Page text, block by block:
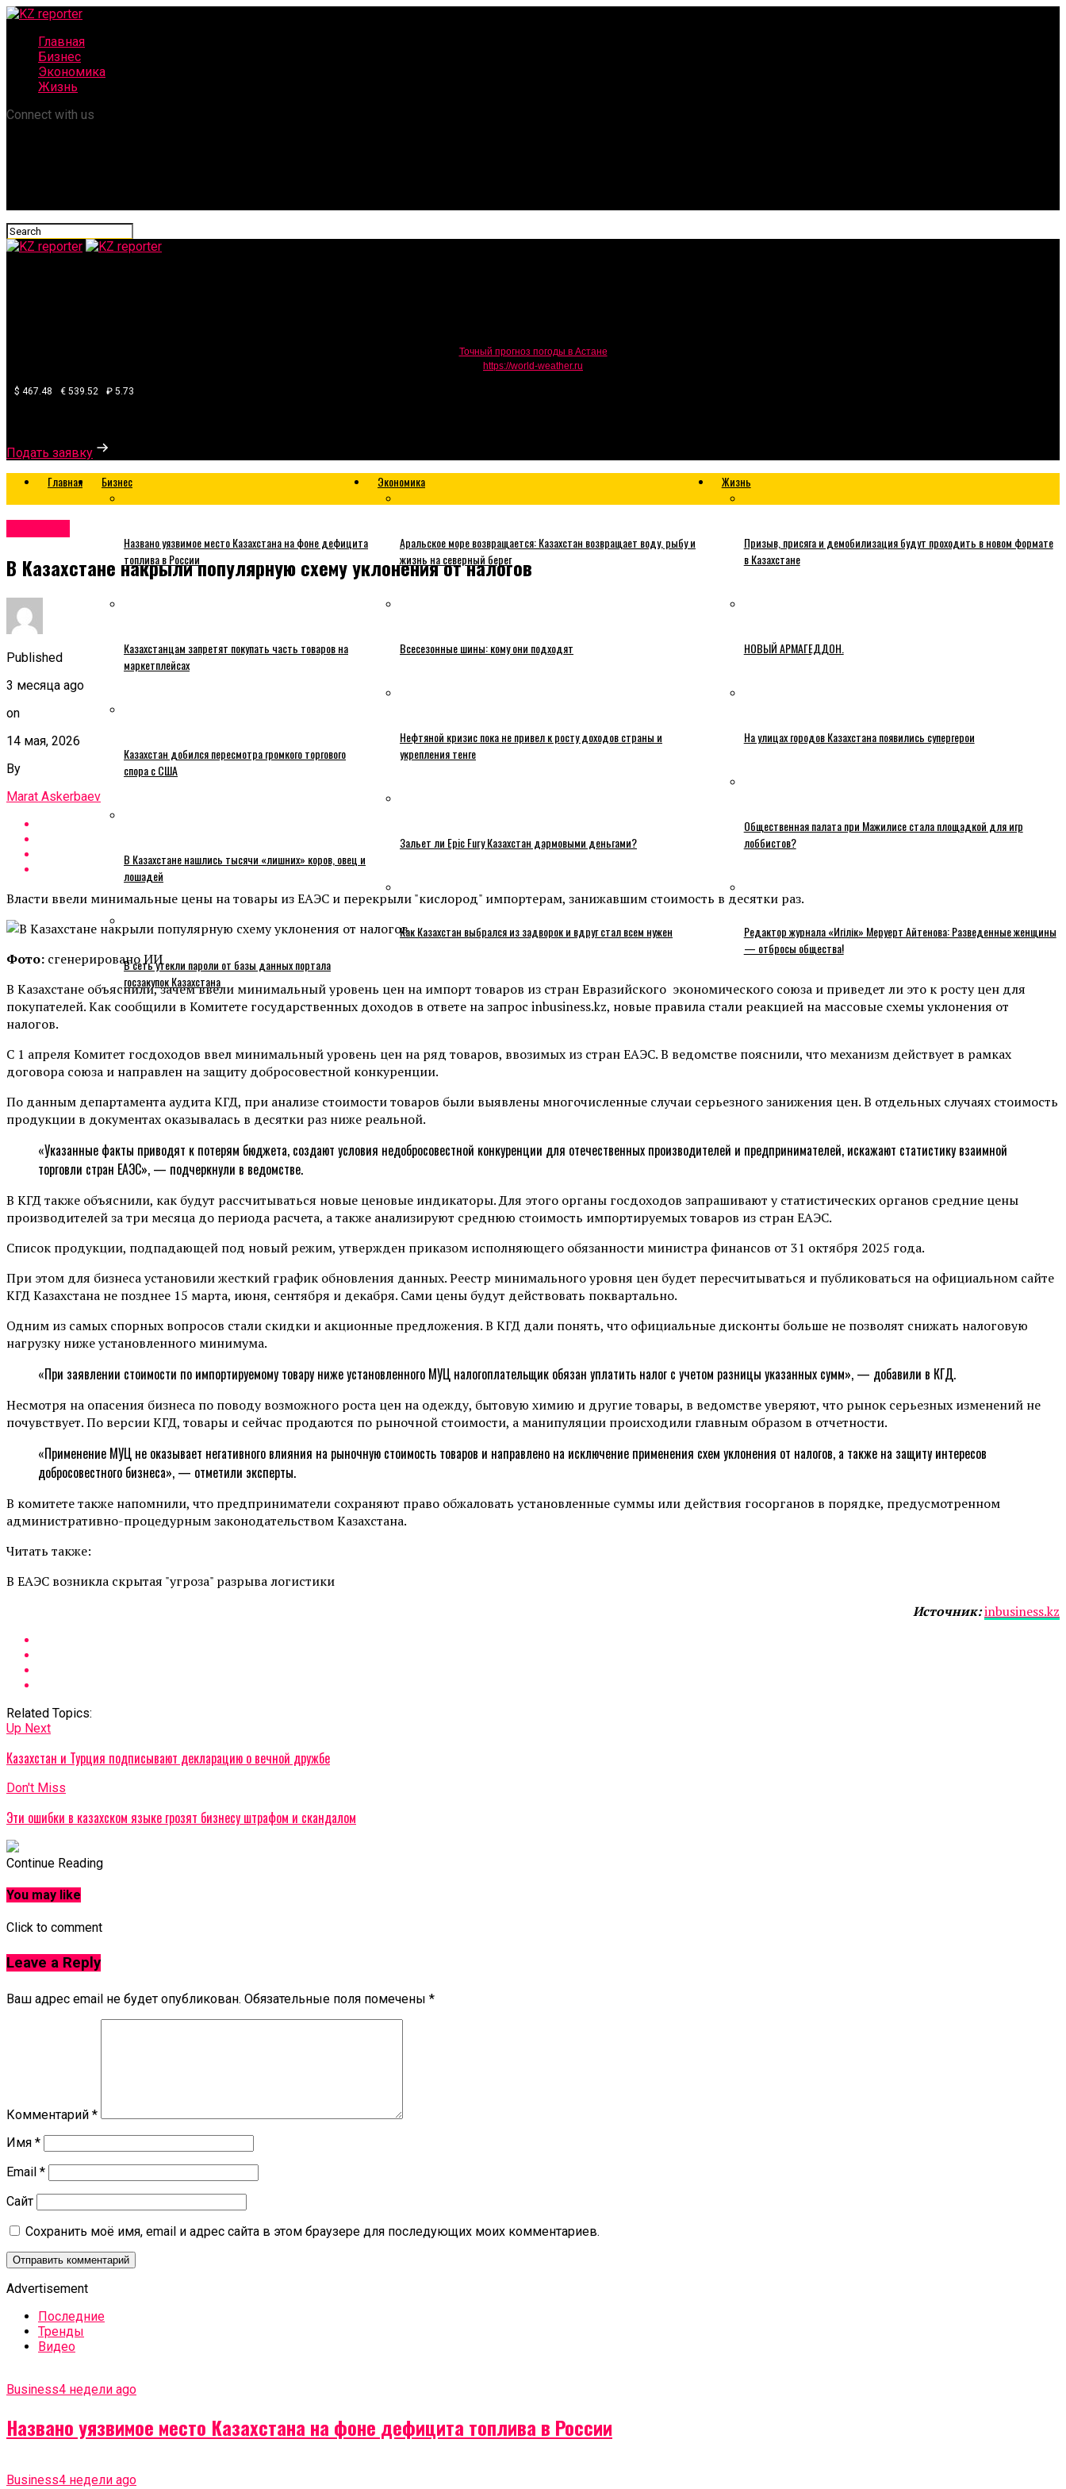
Главная
Бизнес
Экономика
Жизнь
Connect with us
Точный прогноз погоды в Астане
https://world-weather.ru
$ 467.48 € 539.52 ₽ 5.73
Подать заявку
Главная Бизнес
Названо уязвимое место Казахстана на фоне дефицита
топлива в России
Казахстанцам запретят покупать часть товаров на
маркетплейсах
Казахстан добился пересмотра громкого торгового
спора с США
В Казахстане нашлись тысячи «лишних» коров, овец и
лошадей
В сеть утекли пароли от базы данных портала
госзакупок Казахстана
Экономика
Аральское море возвращается: Казахстан возвращает воду, рыбу и
жизнь на северный берег
Всесезонные шины: кому они подходят
Нефтяной кризис пока не привел к росту доходов страны и
укрепления тенге
Зальет ли Epic Fury Казахстан дармовыми деньгами?
Как Казахстан выбрался из задворок и вдруг стал всем нужен
Жизнь
Призыв, присяга и демобилизация будут проходить в новом формате
в Казахстане
НОВЫЙ АРМАГЕДДОН.
На улицах городов Казахстана появились супергерои
Общественная палата при Мажилисе стала площадкой для игр
лоббистов?
Редактор журнала «Игілік» Меруерт Айтенова: Разведенные женщины
— отбросы общества!
В Казахстане накрыли популярную схему уклонения от налогов
Published
3 месяца ago
on
14 мая, 2026
By
Marat Askerbaev
Власти ввели минимальные цены на товары из ЕАЭС и перекрыли "кислород" импортерам, занижавшим стоимость в десятки раз.
Фото: сгенерировано ИИ
В Казахстане объяснили, зачем ввели минимальный уровень цен на импорт товаров из стран Евразийского экономического союза и приведет ли это к росту цен для
покупателей. Как сообщили в Комитете государственных доходов в ответе на запрос inbusiness.kz, новые правила стали реакцией на массовые схемы уклонения от
налогов.
С 1 апреля Комитет госдоходов ввел минимальный уровень цен на ряд товаров, ввозимых из стран ЕАЭС. В ведомстве пояснили, что механизм действует в рамках
договора союза и направлен на защиту добросовестной конкуренции.
По данным департамента аудита КГД, при анализе стоимости товаров были выявлены многочисленные случаи серьезного занижения цен. В отдельных случаях стоимость
продукции в документах оказывалась в десятки раз ниже реальной.
«Указанные факты приводят к потерям бюджета, создают условия недобросовестной конкуренции для отечественных производителей и предпринимателей, искажают статистику взаимной
торговли стран ЕАЭС», — подчеркнули в ведомстве.
В КГД также объяснили, как будут рассчитываться новые ценовые индикаторы. Для этого органы госдоходов запрашивают у статистических органов средние цены
производителей за три месяца до периода расчета, а также анализируют среднюю стоимость импортируемых товаров из стран ЕАЭС.
Список продукции, подпадающей под новый режим, утвержден приказом исполняющего обязанности министра финансов от 31 октября 2025 года.
При этом для бизнеса установили жесткий график обновления данных. Реестр минимального уровня цен будет пересчитываться и публиковаться на официальном сайте
КГД Казахстана не позднее 15 марта, июня, сентября и декабря. Сами цены будут действовать поквартально.
Одним из самых спорных вопросов стали скидки и акционные предложения. В КГД дали понять, что официальные дисконты больше не позволят снижать налоговую
нагрузку ниже установленного минимума.
«При заявлении стоимости по импортируемому товару ниже установленного МУЦ налогоплательщик обязан уплатить налог с учетом разницы указанных сумм», — добавили в КГД.
Несмотря на опасения бизнеса по поводу возможного роста цен на одежду, бытовую химию и другие товары, в ведомстве уверяют, что рынок серьезных изменений не
почувствует. По версии КГД, товары и сейчас продаются по рыночной стоимости, а манипуляции происходили главным образом в отчетности.
«Применение МУЦ не оказывает негативного влияния на рыночную стоимость товаров и направлено на исключение применения схем уклонения от налогов, а также на защиту интересов
добросовестного бизнеса», — отметили эксперты.
В комитете также напомнили, что предприниматели сохраняют право обжаловать установленные суммы или действия госорганов в порядке, предусмотренном
административно-процедурным законодательством Казахстана.
Читать также:
В ЕАЭС возникла скрытая "угроза" разрыва логистики
Источник:inbusiness.kz
Related Topics:
Up Next
Казахстан и Турция подписывают декларацию о вечной дружбе
Don't Miss
Эти ошибки в казахском языке грозят бизнесу штрафом и скандалом
Continue Reading
You may like
Click to comment
Leave a Reply
Ваш адрес email не будет опубликован. Обязательные поля помечены *
Комментарий *
Имя *
Email *
Сайт
Сохранить моё имя, email и адрес сайта в этом браузере для последующих моих комментариев.
Advertisement
Последние
Тренды
Видео
Business4 недели ago
Названо уязвимое место Казахстана на фоне дефицита топлива в России
Business4 недели ago